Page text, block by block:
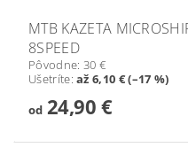
MTB KAZETA
8SPEED
Pôvodne: 30 €
Ušetríte:až 6,10 € (–17 %)
od24,90 €